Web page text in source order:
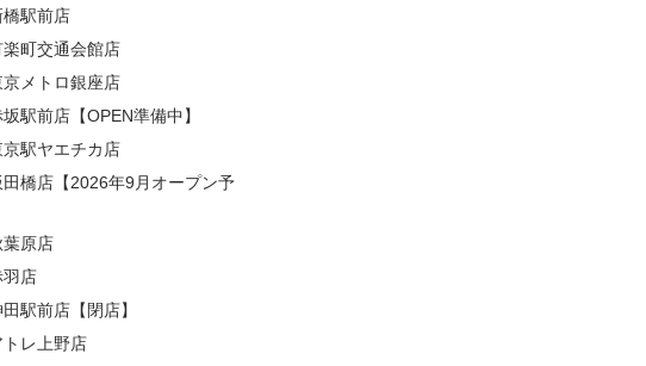
橋駅前店
楽町交通会館店
京メトロ銀座店
駅前店【OPEN準備中】
京駅ヤエチカ店
田橋店【2026年9月オープン予
葉原店
羽店
駅前店【閉店】
トレ上野店